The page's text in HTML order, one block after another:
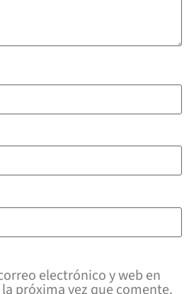
electrónico y web en
próxima vez que comente.